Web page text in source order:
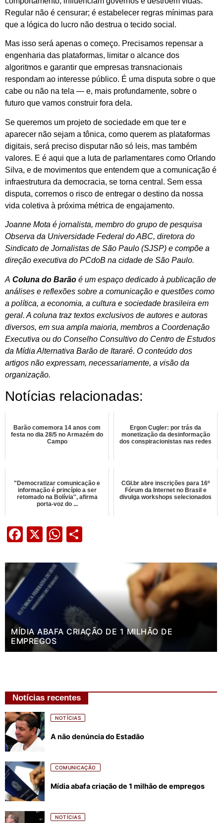
Regular não é censurar; é estabelecer regras mínimas para
que a lógica do lucro não destrua o tecido social.
Mas isso será apenas o começo. Precisamos repensar a
engenharia das plataformas, limitar o alcance dos
algoritmos e garantir que empresas transnacionais
respondam ao interesse público. É uma disputa sobre o que
cabe ou não na tela — e, mais profundamente, sobre o
futuro que vamos construir fora dela.
Se queremos um projeto de sociedade em que ter e
aparecer não sejam a tônica, como querem as plataformas
digitais, será preciso disputar não só leis, mas também
valores. E é aqui que a luta de parlamentares como Orlando
Silva, e de movimentos que entendem que a comunicação é
infraestrutura da democracia, se torna central. Sem essa
disputa, corremos o risco de entregar o destino da nossa
vida coletiva à próxima métrica de engajamento.
Joanne Mota é jornalista, membro do grupo de pesquisa
Observa da Universidade Federal do ABC, diretora do
Sindicato de Jornalistas de São Paulo (SJSP) e compõe a
direção executiva do PCdoB na cidade de São Paulo.
A Coluna do Barão é um espaço dedicado à publicação de
análises e reflexões sobre a comunicação e questões como
a política, a economia, a cultura e sociedade brasileira em
geral. A coluna traz textos exclusivos de autores e autoras
diversos, em sua ampla maioria, membros a Coordenação
Executiva ou do Conselho Consultivo do Centro de Estudos
da Mídia Alternativa Barão de Itararé. O conteúdo dos
artigos não expressam, necessariamente, a visão da
organização.
Notícias relacionadas:
Barão comemora 14 anos com
festa no dia 28/5 no Armazém do
Campo
Ergon Cugler: por trás da
monetização da desinformação
dos conspiracionistas nas redes
"Democratizar comunicação e
informação é princípio a ser
retomado na Bolívia'', afirma
porta-voz do ...
CGI.br abre inscrições para 16º
Fórum da Internet no Brasil e
divulga workshops selecionados
Facebook
X WhatsApp
MÍDIA ABAFA CRIAÇÃO DE 1 MILHÃO DE
EMPREGOS
Notícias recentes
NOTÍCIAS
A não denúncia do Estadão
COMUNICAÇÃO
Mídia abafa criação de 1 milhão de empregos
NOTÍCIAS